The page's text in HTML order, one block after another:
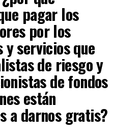
pagar los
por los
y servicios que
de riesgo y
de fondos
están
a darnos gratis?